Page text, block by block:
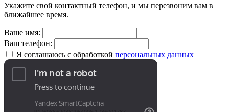
Укажите свой контактный телефон, и мы перезвоним вам в
ближайшее время.
Ваше имя:
Ваш телефон:
Я соглашаюсь с обработкой персональных данных